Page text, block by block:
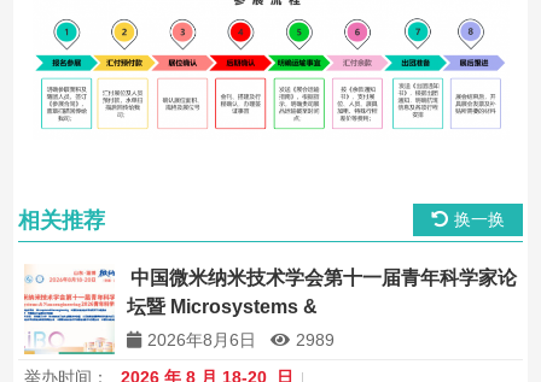
相关推荐 换一换
中国微米纳米技术学会第十一届青年科学家论
坛暨 Microsystems &
Nanoengineering2026 青年科学家研讨会
2026年8月6日
2989
举办时间：
2026 年 8 月 18-20 日